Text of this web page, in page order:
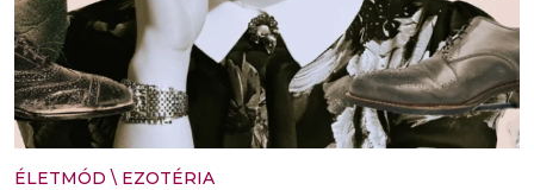
ÉLETMÓD \ EZOTÉRIA